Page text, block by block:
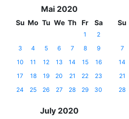
Mai 2020
Su Mo Tu We Th Fr Sa
1
2
3
4 5 6 7 8
9
10
11 12 13 14 15
16
17
18 19 20 21 22
23
24
25 26 27 28 29 30
Su
7
14
21
28
July 2020